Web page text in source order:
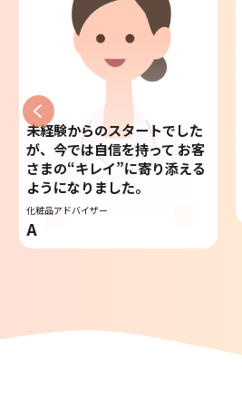
未経験からのスタートでした
が、今では自信を持って お客
さまの“キレイ”に寄り添える
ようになりました。
化粧品アドバイザー
A